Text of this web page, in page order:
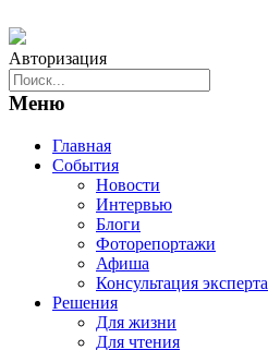
Авторизация
Меню
Главная
События
Новости
Интервью
Блоги
Фоторепортажи
Афиша
Консультация эксперта
Решения
Для жизни
Для чтения